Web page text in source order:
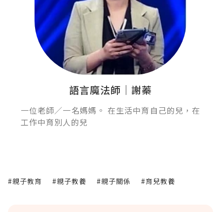
語言魔法師｜謝蓁
一位老師／一名媽媽。 在生活中育自己的兒，在
工作中育別人的兒
#親子教育 #親子教養 #親子關係 #育兒教養